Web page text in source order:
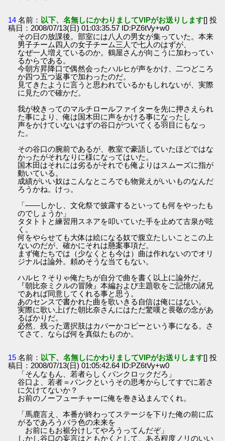
14 名前： 以下、名無しにかわりましてVIPがお送りします[] 投
稿日：2008/07/13(日) 01:03:35.57 ID:PZ6tVy+w0
その日の放課後。部室には八人の男女が集っていた。本来
男子チーム四人の女子チーム三人で七人のはずが、
なぜ一人増えているのか。鶴屋さんが向こうに加わってい
るからである。
今朝方昇降口で偶然会ったハルヒが声をかけ、二つどころ
か四つ五つ返事で加わったのだ。
見てきたように言うと思われているかもしれないが、実際
に見たので確かだ。
我が校きってのマルチロールファイターを先に押さえられ
た事により、俺は国木田に声をかける事になったし
声をかけていないはずの谷口がついてくる羽目にもなっ
た。
その谷口の腕前であるが、教室で豪語していたほどではな
かったがそれなりに様になってはいた。
国木田はそれには劣るがそれでも俺よりはスムーズに指が
動いている。
成績がいい奴はこんなところでも物覚えがいいものなんだ
ろうかね。けっ。
「――しかし、文化祭で披露するといっても何をやったも
のでしょうか」
タタトトと練習用スネアを叩いていた手を止めて古泉が呟
く。
何をやらせても大体は絵になる奴で腹立たしいことこの上
ないのだが、確かにそれは懸案事項だ。
まず俺たちでは（少なくとも今は）曲は作れないのでオリ
ジナルは論外。頼めそうな当てもない。
ハルヒ？そりゃ俺たちが自分で曲を書く以上に論外だ。
『朝比奈ミクルの冒険』本編および主題歌をご記憶の諸兄
であれば同意してくれる事と思う。
あのセンスで書かれた曲を歌いきる自信は俺にはない。
実際に歌い上げた朝比奈さんにはただ驚嘆と畏敬の念があ
るばかりだ。
必然、残った選択肢はカバーかコピーという事になる。さ
てさて、ならば何を真似たものか。
15 名前： 以下、名無しにかわりましてVIPがお送りします[] 投
稿日：2008/07/13(日) 01:05:42.64 ID:PZ6tVy+w0
「そんなもん、若者らしくパンクロックだろ」
谷口よ、若者＝パンクというその思考からしてすでに若さ
に欠けてないか？
お前のノーフューチャーに俺を巻き込まんでくれ。
「馬鹿言え、本番が終わってステージを下りた俺の前に広
がるであろうバラ色の未来を
お前にもお裾分けしてやろうってんだぞ」
しかし谷口の妄言はともかくとして、ある程度ノリのいい